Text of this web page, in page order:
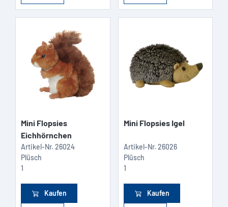
Mini Flopsies
Eichhörnchen
Artikel-Nr. 26024
Plüsch
1
Kaufen
Mini Flopsies Igel
Artikel-Nr. 26026
Plüsch
1
Kaufen